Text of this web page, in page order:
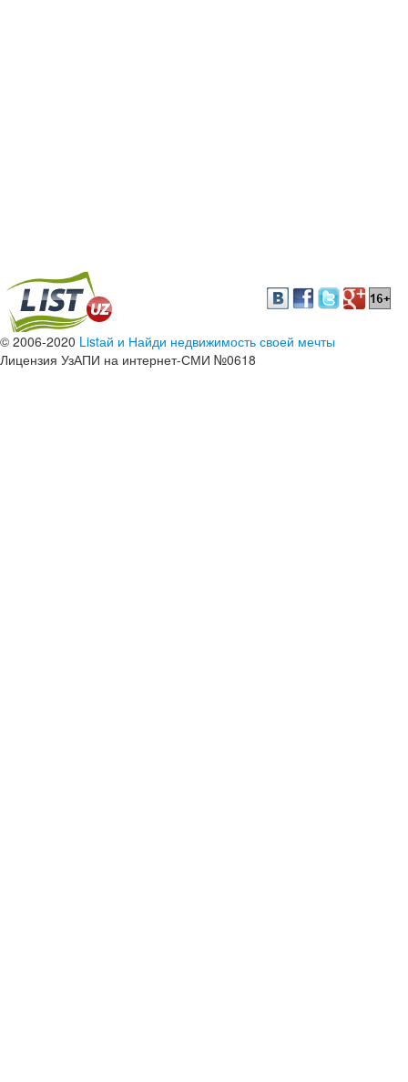
© 2006-2020 Listай и Найди недвижимость своей мечты
Лицензия УзАПИ на интернет-СМИ №0618